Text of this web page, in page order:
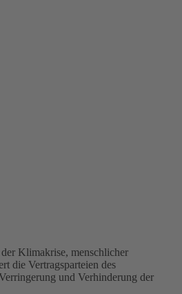
Klimakrise, menschlicher
die Vertragsparteien des
und Verhinderung der